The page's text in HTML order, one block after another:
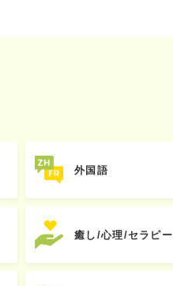
外国語
癒し/心理/セラピー